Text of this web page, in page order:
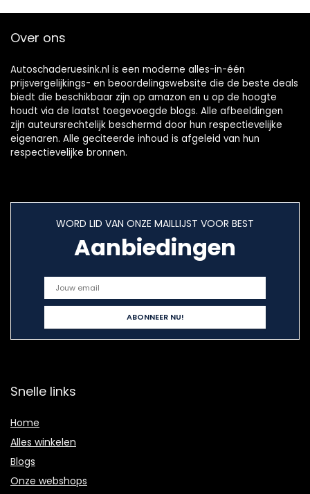
Over ons
Autoschaderuesink.nl is een moderne alles-in-één
prijsvergelijkings- en beoordelingswebsite die de beste deals
biedt die beschikbaar zijn op amazon en u op de hoogte
houdt via de laatst toegevoegde blogs. Alle afbeeldingen
zijn auteursrechtelijk beschermd door hun respectievelijke
eigenaren. Alle geciteerde inhoud is afgeleid van hun
respectievelijke bronnen.
WORD LID VAN ONZE MAILLIJST VOOR BEST
Aanbiedingen
Snelle links
Home
Alles winkelen
Blogs
Onze webshops